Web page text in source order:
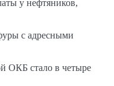
у нефтяников,
с адресными
ОКБ стало в четыре